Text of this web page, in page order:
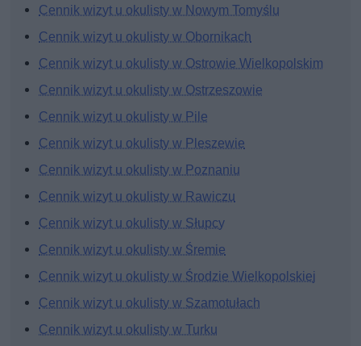
Cennik wizyt u okulisty w Nowym Tomyślu
Cennik wizyt u okulisty w Obornikach
Cennik wizyt u okulisty w Ostrowie Wielkopolskim
Cennik wizyt u okulisty w Ostrzeszowie
Cennik wizyt u okulisty w Pile
Cennik wizyt u okulisty w Pleszewie
Cennik wizyt u okulisty w Poznaniu
Cennik wizyt u okulisty w Rawiczu
Cennik wizyt u okulisty w Słupcy
Cennik wizyt u okulisty w Śremie
Cennik wizyt u okulisty w Środzie Wielkopolskiej
Cennik wizyt u okulisty w Szamotułach
Cennik wizyt u okulisty w Turku